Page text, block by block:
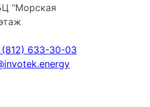
“Морская
(812) 633-30-03